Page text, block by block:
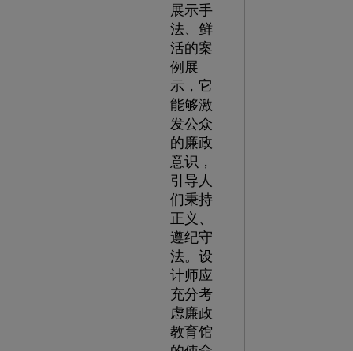
展示手
法、鲜
活的案
例展
示，它
能够激
发公众
的廉政
意识，
引导人
们秉持
正义、
遵纪守
法。设
计师应
充分考
虑廉政
教育馆